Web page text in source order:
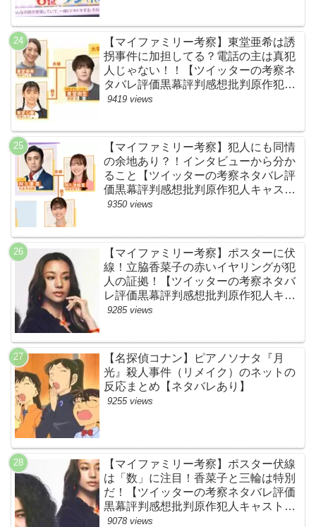
【マイファミリー考察】東堂亜希は誘
拐事件に加担してる？電話の主は真犯
人じゃない！！【ツイッターの考察ネ
タバレ評価黒幕評判感想批判原作犯人
キャスト脚本あらすじ伏線まとめ】
9419 views
【マイファミリー考察】犯人にも同情
の余地あり？！インタビューから分か
ること【ツイッターの考察ネタバレ評
価黒幕評判感想批判原作犯人キャスト
脚本あらすじ伏線まとめ】
9350 views
【マイファミリー考察】ポスターに伏
線！立脇香菜子の赤いイヤリングが犯
人の証拠！【ツイッターの考察ネタバ
レ評価黒幕評判感想批判原作犯人キャ
スト脚本あらすじ伏線まとめ・高橋メ
9285 views
【名探偵コナン】ピアノソナタ『月
光』殺人事件（リメイク）のネットの
反応まとめ【ネタバレあり】
9255 views
【マイファミリー考察】ポスター伏線
は「数」に注目！香菜子と三輪は特別
だ！【ツイッターの考察ネタバレ評価
黒幕評判感想批判原作犯人キャスト脚
本あらすじ伏線まとめ】
9078 views